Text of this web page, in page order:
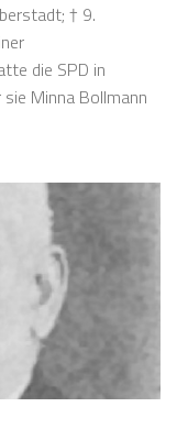
† 9.
die SPD in
Minna Bollmann